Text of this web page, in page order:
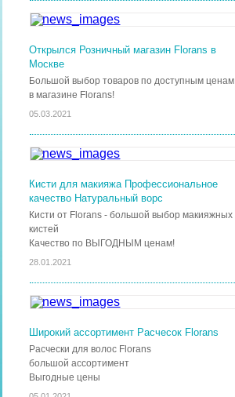
Открылся Розничный магазин Florans в
Москве
Большой выбор товаров по доступным ценам
в магазине Florans!
05.03.2021
Кисти для макияжа Профессиональное
качество Натуральный ворс
Кисти от Florans - большой выбор макияжных
кистей
Качество по ВЫГОДНЫМ ценам!
28.01.2021
Широкий ассортимент Расчесок Florans
Расчески для волос Florans
большой ассортимент
Выгодные цены